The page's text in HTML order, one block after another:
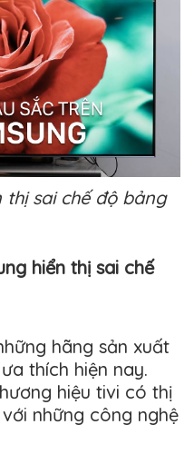
thị sai chế độ bảng
hiển thị sai chế
hãng sản xuất
thích hiện nay.
hiệu tivi có thị
những công nghệ